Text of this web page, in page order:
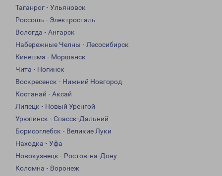
Таганрог - Ульяновск
Россошь - Электросталь
Вологда - Ангарск
Набережные Челны - Лесосибирск
Кинешма - Моршанск
Чита - Ногинск
Воскресенск - Нижний Новгород
Костанай - Аксай
Липецк - Новый Уренгой
Урюпинск - Спасск-Дальний
Борисоглебск - Великие Луки
Находка - Уфа
Новокузнецк - Ростов-на-Дону
Коломна - Воронеж